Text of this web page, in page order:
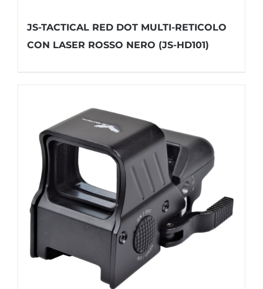
JS-TACTICAL RED DOT MULTI-RETICOLO
CON LASER ROSSO NERO (JS-HD101)